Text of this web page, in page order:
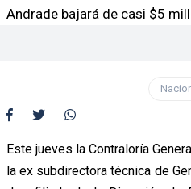
Andrade bajará de casi $5
Este jueves la Contraloría
la ex subdirectora técnica de